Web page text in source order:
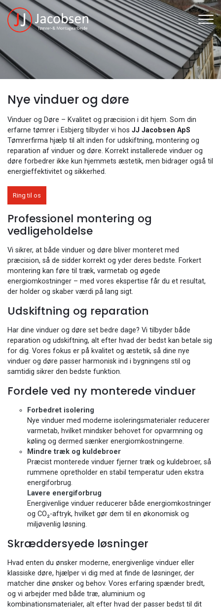
Gå
hovedindhold
Nye vinduer og døre
Vinduer og Døre – Kvalitet og præcision i dit hjem. Som din
erfarne tømrer i Esbjerg tilbyder vi hos JJ Jacobsen ApS
Tømrerfirma hjælp til alt inden for udskiftning, montering og
reparation af vinduer og døre. Korrekt installerede vinduer og
døre forbedrer ikke kun hjemmets æstetik, men bidrager også til
energieffektivitet og sikkerhed.
Ring til os
Professionel montering og
vedligeholdelse
Vi sikrer, at både vinduer og døre bliver monteret med
præcision, så de sidder korrekt og yder deres bedste. Forkert
montering kan føre til træk, varmetab og øgede
energiomkostninger – med vores ekspertise får du et resultat,
der holder og skaber værdi på lang sigt.
Udskiftning og reparation
Har dine vinduer og døre set bedre dage? Vi tilbyder både
reparation og udskiftning, alt efter hvad der bedst kan betale sig
for dig. Vores fokus er på kvalitet og æstetik, så dine nye
vinduer og døre passer harmonisk ind i bygningens stil og
samtidig sikrer den bedste funktion.
Fordele ved ny monterede vinduer
Forbedret isolering
Nye vinduer med moderne isoleringsmaterialer reducerer
varmetab, hvilket mindsker behovet for opvarmning og
køling og dermed sænker energiomkostningerne.
Mindre træk og kuldebroer
Præcist monterede vinduer fjerner træk og kuldebroer, så
rummene opretholder en stabil temperatur uden ekstra
energiforbrug.
Lavere energiforbrug
Energivenlige vinduer reducerer både energiomkostninger
og CO₂-aftryk, hvilket gør dem til en økonomisk og
miljøvenlig løsning.
Skræddersyede løsninger
Hvad enten du ønsker moderne, energivenlige vinduer eller
klassiske døre, hjælper vi dig med at finde de løsninger, der
matcher dine ønsker og behov. Vores erfaring spænder bredt,
og vi arbejder med både træ, aluminium og
kombinationsmaterialer, alt efter hvad der passer bedst til dit